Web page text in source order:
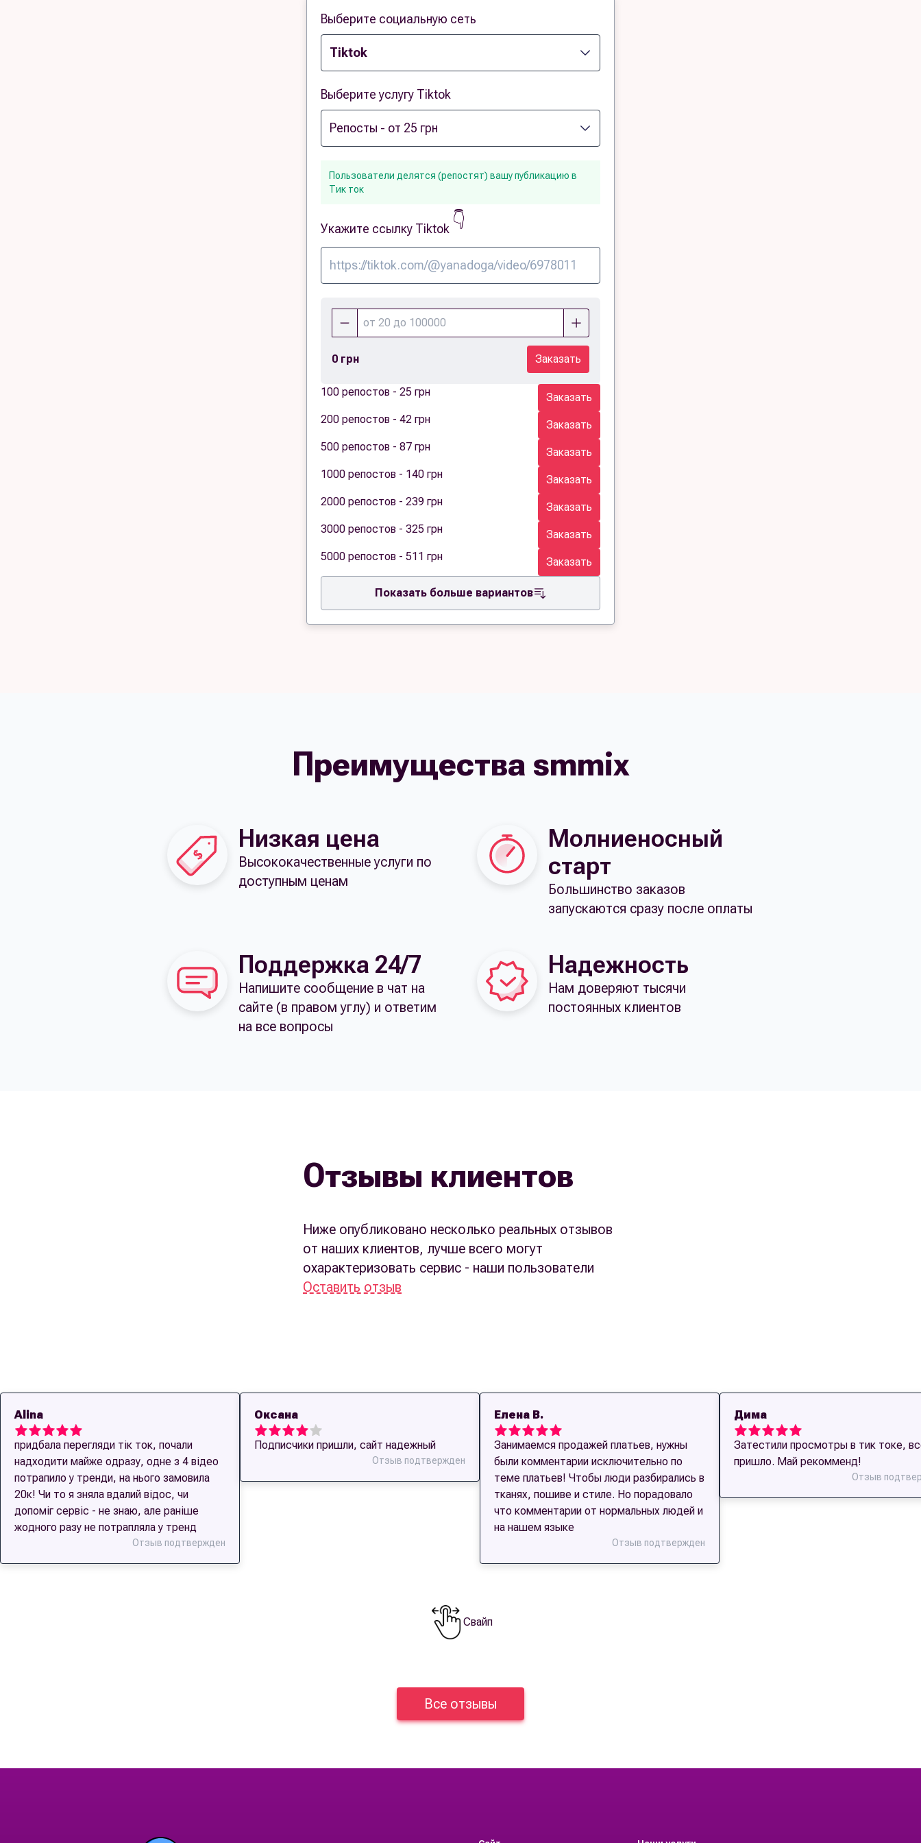
Выберите социальную сеть
Выберите услугу Tiktok
Пользователи делятся (репостят) вашу публикацию в
Тик ток
Укажите ссылку Tiktok 👇
0 грн Заказать
100 репостов - 25 грн
Заказать
200 репостов - 42 грн
Заказать
500 репостов - 87 грн
Заказать
1000 репостов - 140 грн
Заказать
2000 репостов - 239 грн
Заказать
3000 репостов - 325 грн
Заказать
5000 репостов - 511 грн
Заказать
Показать больше вариантов
Преимущества smmix
Низкая цена
Высококачественные услуги по
доступным ценам
Молниеносный
старт
Большинство заказов
запускаются сразу после оплаты
Поддержка 24/7
Напишите сообщение в чат на
сайте (в правом углу) и ответим
на все вопросы
Надежность
Нам доверяют тысячи
постоянных клиентов
Отзывы клиентов
Ниже опубликовано несколько реальных отзывов
от наших клиентов, лучше всего могут
охарактеризовать сервис - наши пользователи
Оставить отзыв
Alina
придбала перегляди тік ток, почали
надходити майже одразу, одне з 4 відео
потрапило у тренди, на нього замовила
20к! Чи то я зняла вдалий відос, чи
допоміг сервіс - не знаю, але раніше
жодного разу не потрапляла у тренд
Отзыв подтвержден
Оксана
Подписчики пришли, сайт надежный
Отзыв подтвержден
Елена В.
Занимаемся продажей платьев, нужны
были комментарии исключительно по
теме платьев! Чтобы люди разбирались в
тканях, пошиве и стиле. Но порадовало
что комментарии от нормальных людей и
на нашем языке
Отзыв подтвержден
Дима
Затестили просмотры в тик токе,
пришло. Май рекомменд!
Отзыв
Свайп
Все отзывы